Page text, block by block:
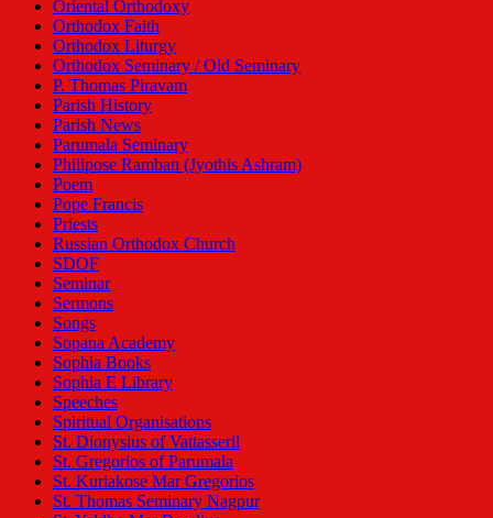
Oriental Orthodoxy
Orthodox Faith
Orthodox Liturgy
Orthodox Seminary / Old Seminary
P. Thomas Piravam
Parish History
Parish News
Parumala Seminary
Philipose Ramban (Jyothis Ashram)
Poem
Pope Francis
Priests
Russian Orthodox Church
SDOF
Seminar
Sermons
Songs
Sopana Academy
Sophia Books
Sophia E Library
Speeches
Spiritual Organisations
St. Dionysius of Vattasseril
St. Gregorios of Parumala
St. Kuriakose Mar Gregorios
St. Thomas Seminary Nagpur